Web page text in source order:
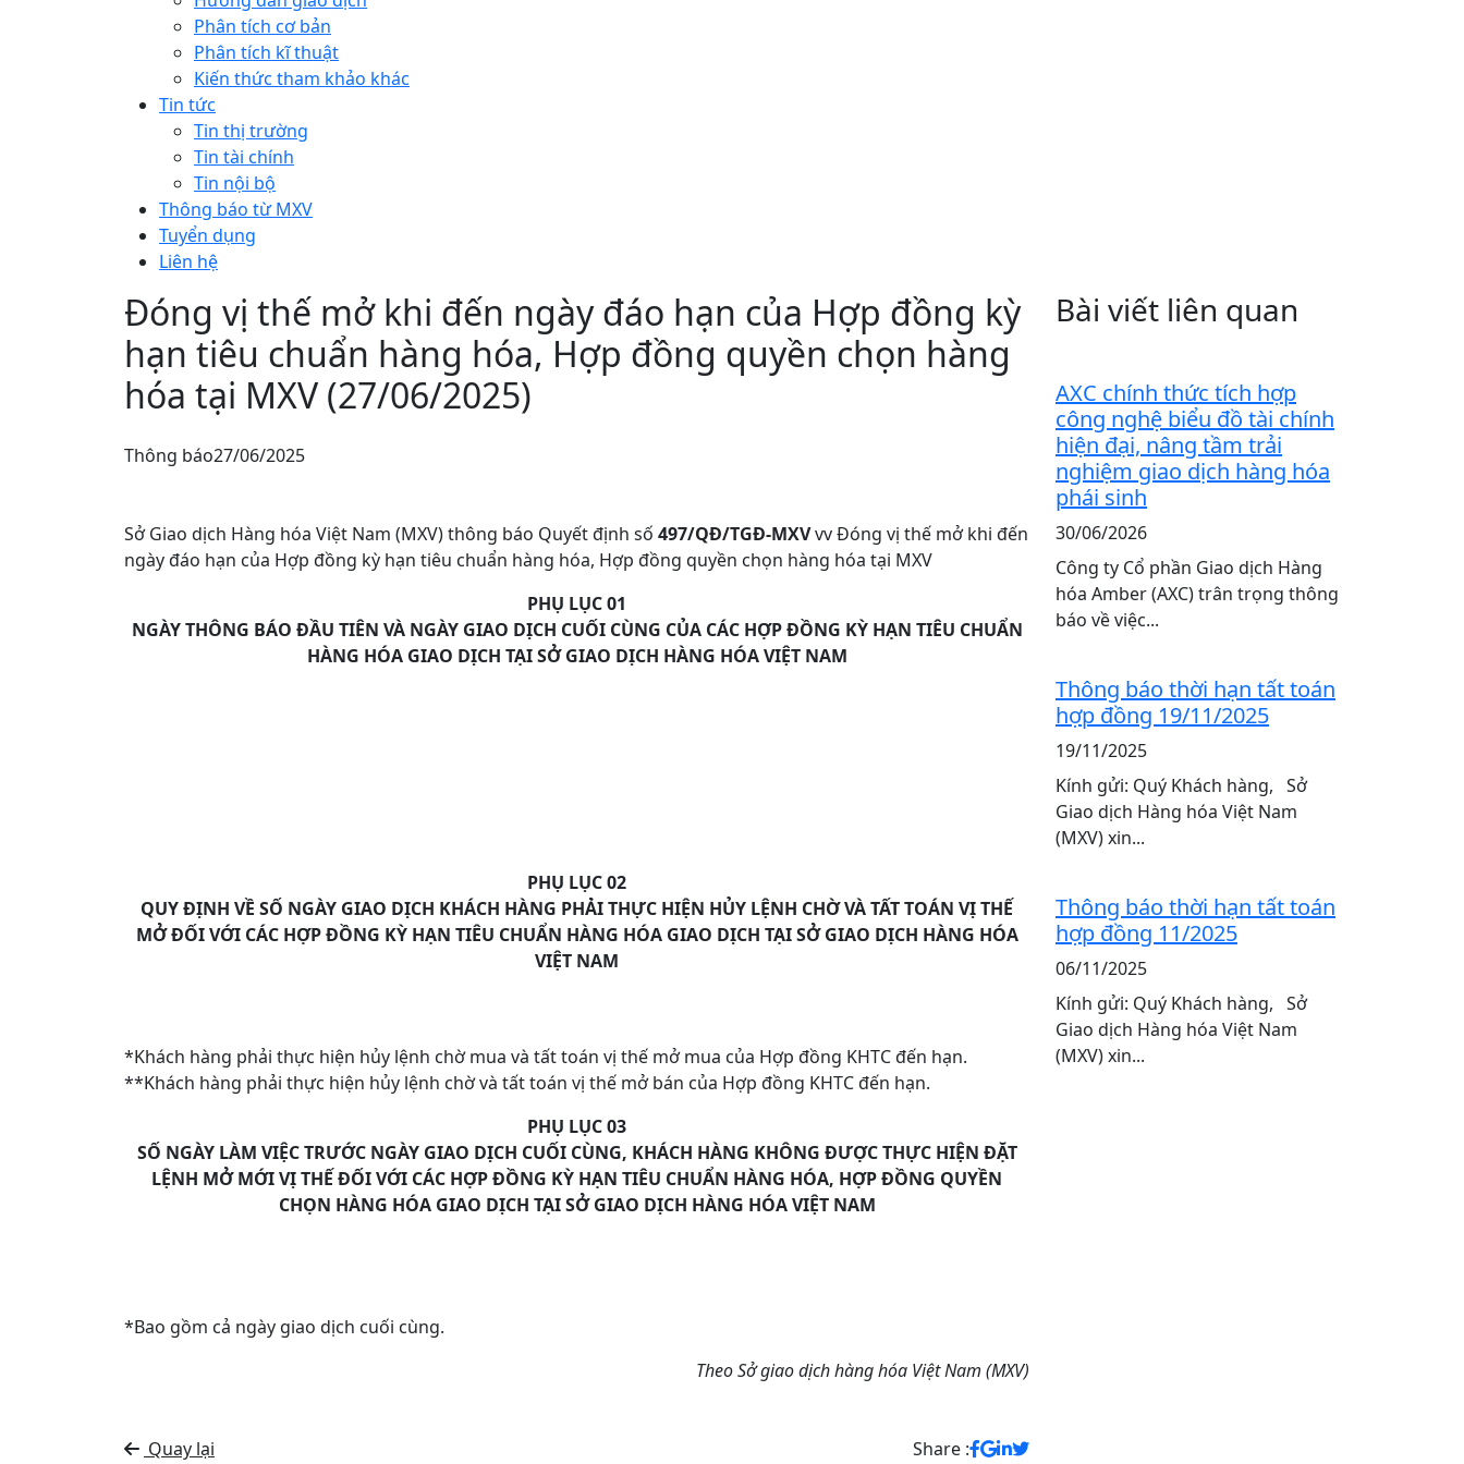
Phân tích cơ bản
Phân tích kĩ thuật
Kiến thức tham khảo khác
Tin tức
Tin thị trường
Tin tài chính
Tin nội bộ
Thông báo từ MXV
Tuyển dụng
Liên hệ
Đóng vị thế mở khi đến ngày đáo hạn của Hợp đồng kỳ
hạn tiêu chuẩn hàng hóa, Hợp đồng quyền chọn hàng
hóa tại MXV (27/06/2025)
Thông báo27/06/2025
Sở Giao dịch Hàng hóa Việt Nam (MXV) thông báo Quyết định số 497/QĐ/TGĐ-MXVvv Đóng vị thế mở khi đến
ngày đáo hạn của Hợp đồng kỳ hạn tiêu chuẩn hàng hóa, Hợp đồng quyền chọn hàng hóa tại MXV
PHỤ LỤC 01
NGÀY THÔNG BÁO ĐẦU TIÊN VÀ NGÀY GIAO DỊCH CUỐI CÙNG CỦA CÁC HỢP ĐỒNG KỲ HẠN TIÊU CHUẨN
HÀNG HÓA GIAO DỊCH TẠI SỞ GIAO DỊCH HÀNG HÓA VIỆT NAM
PHỤ LỤC 02
QUY ĐỊNH VỀ SỐ NGÀY GIAO DỊCH KHÁCH HÀNG PHẢI THỰC HIỆN HỦY LỆNH CHỜ VÀ TẤT TOÁN VỊ THẾ
MỞ ĐỐI VỚI CÁC HỢP ĐỒNG KỲ HẠN TIÊU CHUẨN HÀNG HÓA GIAO DỊCH TẠI SỞ GIAO DỊCH HÀNG HÓA
VIỆT NAM
*Khách hàng phải thực hiện hủy lệnh chờ mua và tất toán vị thế mở mua của Hợp đồng KHTC đến hạn.
**Khách hàng phải thực hiện hủy lệnh chờ và tất toán vị thế mở bán của Hợp đồng KHTC đến hạn.
PHỤ LỤC 03
SỐ NGÀY LÀM VIỆC TRƯỚC NGÀY GIAO DỊCH CUỐI CÙNG, KHÁCH HÀNG KHÔNG ĐƯỢC THỰC HIỆN ĐẶT
LỆNH MỞ MỚI VỊ THẾ ĐỐI VỚI CÁC HỢP ĐỒNG KỲ HẠN TIÊU CHUẨN HÀNG HÓA, HỢP ĐỒNG QUYỀN
CHỌN HÀNG HÓA GIAO DỊCH TẠI SỞ GIAO DỊCH HÀNG HÓA VIỆT NAM
*Bao gồm cả ngày giao dịch cuối cùng.
Theo Sở giao dịch hàng hóa Việt Nam (MXV)
Quay lại Share :
Bài viết liên quan
AXC chính thức tích hợp
công nghệ biểu đồ tài chính
hiện đại, nâng tầm trải
nghiệm giao dịch hàng hóa
phái sinh
30/06/2026
Công ty Cổ phần Giao dịch Hàng
hóa Amber (AXC) trân trọng thông
báo về việc...
Thông báo thời hạn tất toán
hợp đồng 19/11/2025
19/11/2025
Kính gửi: Quý Khách hàng, Sở
Giao dịch Hàng hóa Việt Nam
(MXV) xin...
Thông báo thời hạn tất toán
hợp đồng 11/2025
06/11/2025
Kính gửi: Quý Khách hàng, Sở
Giao dịch Hàng hóa Việt Nam
(MXV) xin...